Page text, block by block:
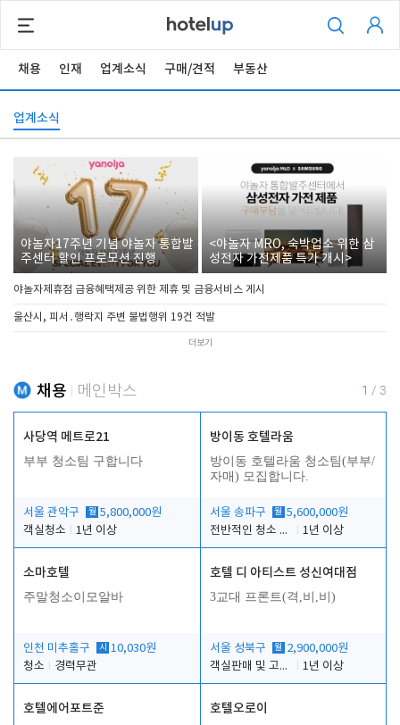
채용 인재 업계소식 구매/견적 부동산
업계소식
야놀자17주년 기념 야놀자 통합발
주센터 할인 프로모션 진행
<야놀자 MRO, 숙박업소 위한 삼
성전자 가전제품 특가 개시>
야놀자제휴점 금융혜택제공 위한 제휴 및 금융서비스 게시
울산시, 피서․행락지 주변 불법행위 19건 적발
더보기
채용 메인박스 1 / 3
사당역 메트로21
부부 청소팀 구합니다
서울 관악구 월 5,800,000원
객실청소
1년 이상
방이동 호텔라움
방이동 호텔라움 청소팀(부부/
자매) 모집합니다.
서울 송파구 월 5,600,000원
전반적인 청소 업무(객실청소.객실정리)
1년 이상
소마호텔
주말청소이모알바
인천 미추홀구 시 10,030원
청소
경력무관
호텔 디 아티스트 성신여대점
3교대 프론트(격,비,비)
서울 성북구 월 2,900,000원
객실판매 및 고객응대
1년 이상
호텔에어포트준 호텔오로이